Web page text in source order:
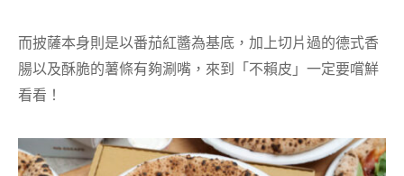
而披薩本身則是以番茄紅醬為基底，加上切片過的德式香
腸以及酥脆的薯條有夠涮嘴，來到「不賴皮」一定要嚐鮮
看看！